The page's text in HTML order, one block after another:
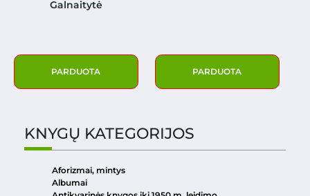
Galnaitytė
PARDUOTA PARDUOTA
KNYGŲ KATEGORIJOS
Aforizmai, mintys
Albumai